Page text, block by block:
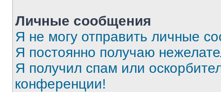
Личные сообщения
Я не могу отправить личные
Я постоянно получаю
Я получил спам или
конференции!